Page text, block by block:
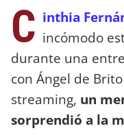
C inthia
incómodo
durante una
con Ángel de
streaming, un
sorprendió a la